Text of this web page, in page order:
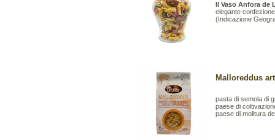
Il Vaso Anfora de
elegante
(Indicazione
Malloreddus
pasta di semola di
paese di
paese di molitura